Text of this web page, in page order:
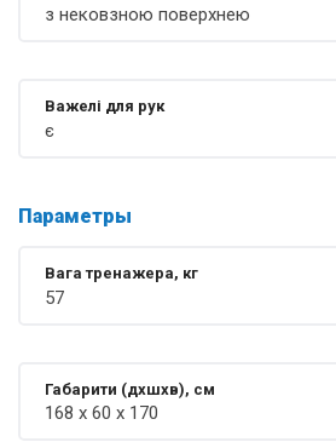
з нековзною поверхнею
Важелі для рук
є
Параметры
Вага тренажера, кг
57
Габарити (дхшхв), см
168 х 60 х 170